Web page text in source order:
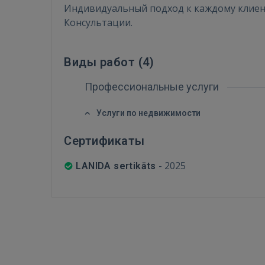
Индивидуальный подход к каждому
Консультации.
Виды работ (4)
Профессиональные услуги
Услуги по недвижимости
Сертификаты
LANIDA sertikāts - 2025